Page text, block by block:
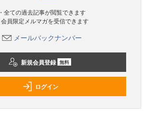
・全ての過去記事が閲覧できます
会員限定メルマガを受信できます
メールバックナンバー
新規会員登録 無料
ログイン